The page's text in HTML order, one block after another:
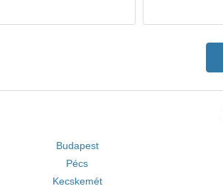
Budapest
Pécs
Kecskemét